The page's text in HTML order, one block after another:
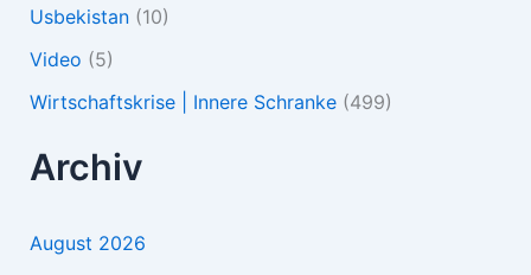
Usbekistan(10)
Video (5)
Wirtschaftskrise | Innere Schranke(499)
Archiv
August 2026